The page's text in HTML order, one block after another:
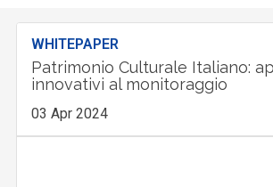
WHITEPAPER
Patrimonio Culturale Italiano:
innovativi al monitoraggio
03 Apr 2024